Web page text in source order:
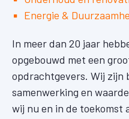
Energie &
In meer dan 20 jaar
opgebouwd met een
opdrachtgevers. Wij zijn
samenwerking en
wij nu en in de toekomst